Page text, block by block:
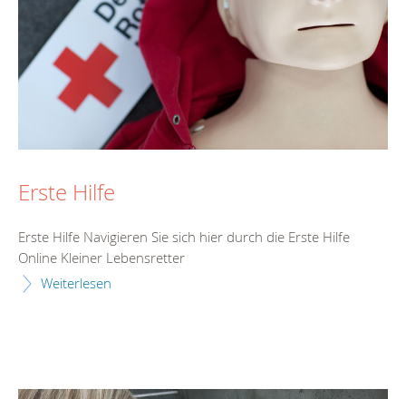
Erste Hilfe
Erste Hilfe Navigieren Sie sich hier durch die Erste Hilfe
Online Kleiner Lebensretter
Weiterlesen